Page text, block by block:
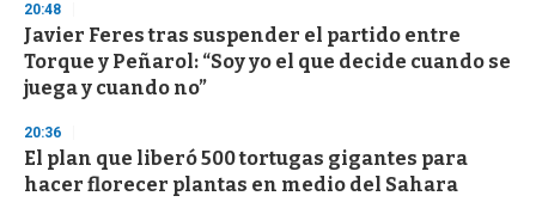
20:48
Javier Feres tras suspender el partido entre
Torque y Peñarol: “Soy yo el que decide cuando se
juega y cuando no”
20:36
El plan que liberó 500 tortugas gigantes para
hacer florecer plantas en medio del Sahara